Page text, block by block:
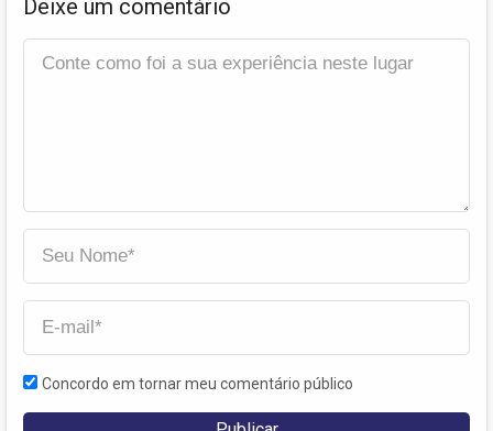
Deixe um comentário
Concordo em tornar meu comentário público